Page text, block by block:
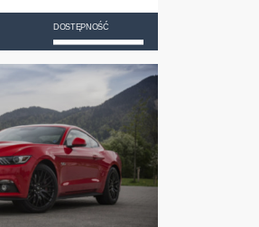
DOSTĘPNOŚĆ